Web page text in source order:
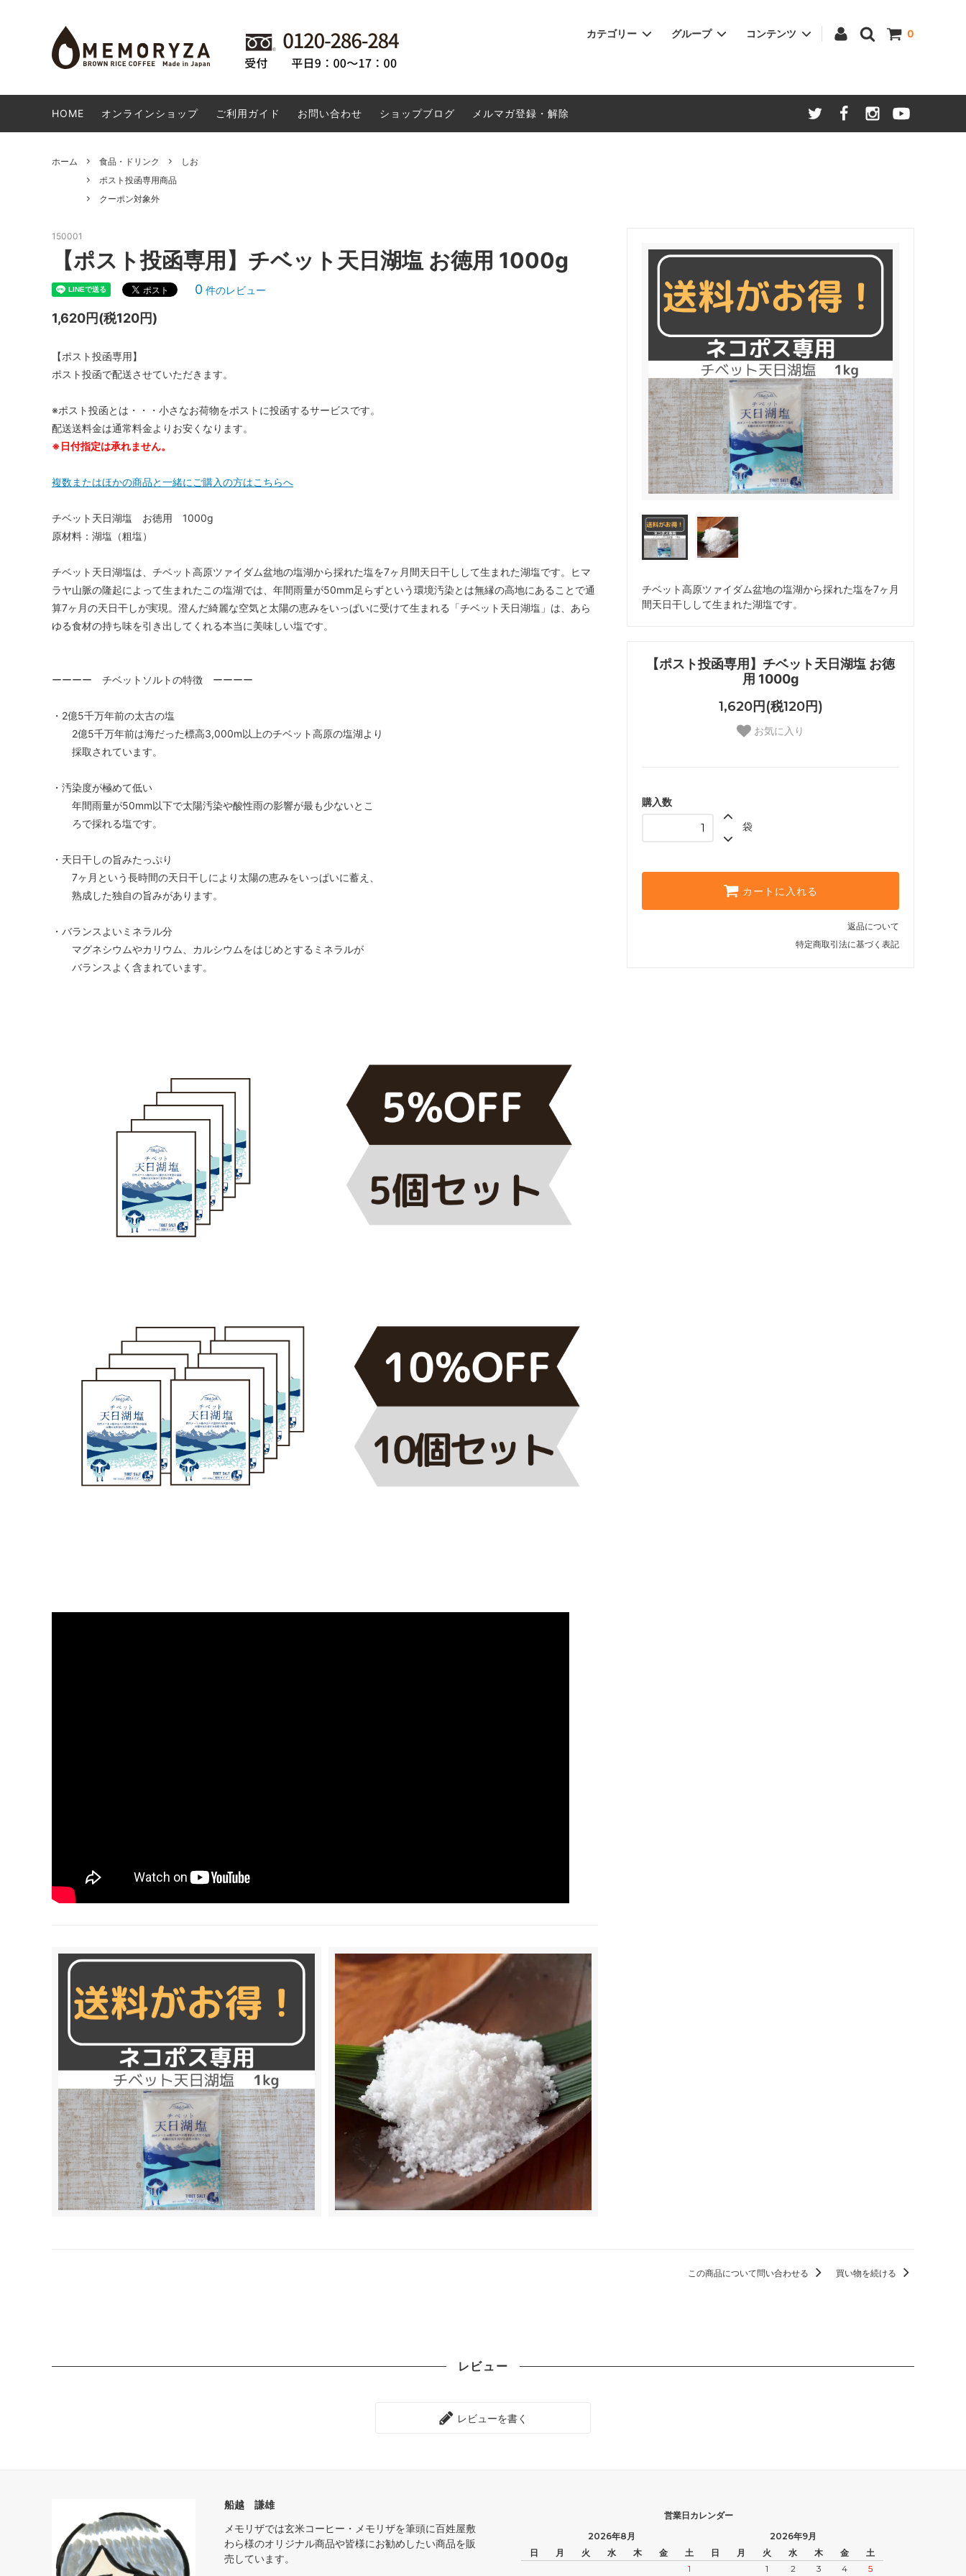
0
カテゴリー
DVD・CD 日用雑貨・キッチン用品 ファッション
グループ
お勧めする商品
高梁市の商品
コンテンツ
米粉ドーナツ 生産者の想い 米粉ドーナツ 米粉について 土鍋で重ね煮
HOME オンラインショップ ご利用ガイド お問い合わせ ショップブログ メルマガ登録・解除
ホーム 食品・ドリンク
しお
ポスト投函専用商品
クーポン対象外
チベット高原ツァイダム盆地の塩湖から採れた塩を7ヶ月
間天日干しして生まれた湖塩です。
【ポスト投函専用】チベット天日湖塩 お徳
用 1000g
1,620円(税120円)
お気に入り
購入数
袋
カートに入れる
返品について
特定商取引法に基づく表記
150001
【ポスト投函専用】チベット天日湖塩 お徳用 1000g
0 件のレビュー
1,620円(税120円)
【ポスト投函専用】
ポスト投函で配送させていただきます。
※ポスト投函とは・・・小さなお荷物をポストに投函するサービスです。
配送送料金は通常料金よりお安くなります。
※日付指定は承れません。
複数またはほかの商品と一緒にご購入の方はこちらへ
チベット天日湖塩 お徳用 1000g
原材料：湖塩（粗塩）
チベット天日湖塩は、チベット高原ツァイダム盆地の塩湖から採れた塩を7ヶ月間天日干しして生まれた湖塩です。ヒマ
ラヤ山脈の隆起によって生まれたこの塩湖では、年間雨量が50mm足らずという環境汚染とは無縁の高地にあることで通
算7ヶ月の天日干しが実現。澄んだ綺麗な空気と太陽の恵みをいっぱいに受けて生まれる「チベット天日湖塩」は、あら
ゆる食材の持ち味を引き出してくれる本当に美味しい塩です。
ーーーー チベットソルトの特徴 ーーーー
・2億5千万年前の太古の塩
2億5千万年前は海だった標高3,000m以上のチベット高原の塩湖より
採取されています。
・汚染度が極めて低い
年間雨量が50mm以下で太陽汚染や酸性雨の影響が最も少ないとこ
ろで採れる塩です。
・天日干しの旨みたっぷり
7ヶ月という長時間の天日干しにより太陽の恵みをいっぱいに蓄え、
熟成した独自の旨みがあります。
・バランスよいミネラル分
マグネシウムやカリウム、カルシウムをはじめとするミネラルが
バランスよく含まれています。
この商品について問い合わせる 買い物を続ける
レビュー
レビューを書く
船越 謙雄
メモリザでは玄米コーヒー・メモリザを筆頭に百姓屋敷
わら様のオリジナル商品や皆様にお勧めしたい商品を販
売しています。
営業日カレンダー
2026年8月
日
月 火 水 木 金
土
1
2026年9月
日
月 火 水 木 金
土
1
2 3 4 5